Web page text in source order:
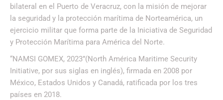
bilateral en el Puerto de Veracruz, con la misión de mejorar
la seguridad y la protección marítima de Norteamérica, un
ejercicio militar que forma parte de la Iniciativa de Seguridad
y Protección Marítima para América del Norte.
“NAMSI GOMEX, 2023”(North América Maritime Security
Initiative, por sus siglas en inglés), firmada en 2008 por
México, Estados Unidos y Canadá, ratificada por los tres
países en 2018.